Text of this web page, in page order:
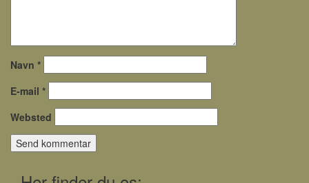
Navn *
E-mail *
Websted